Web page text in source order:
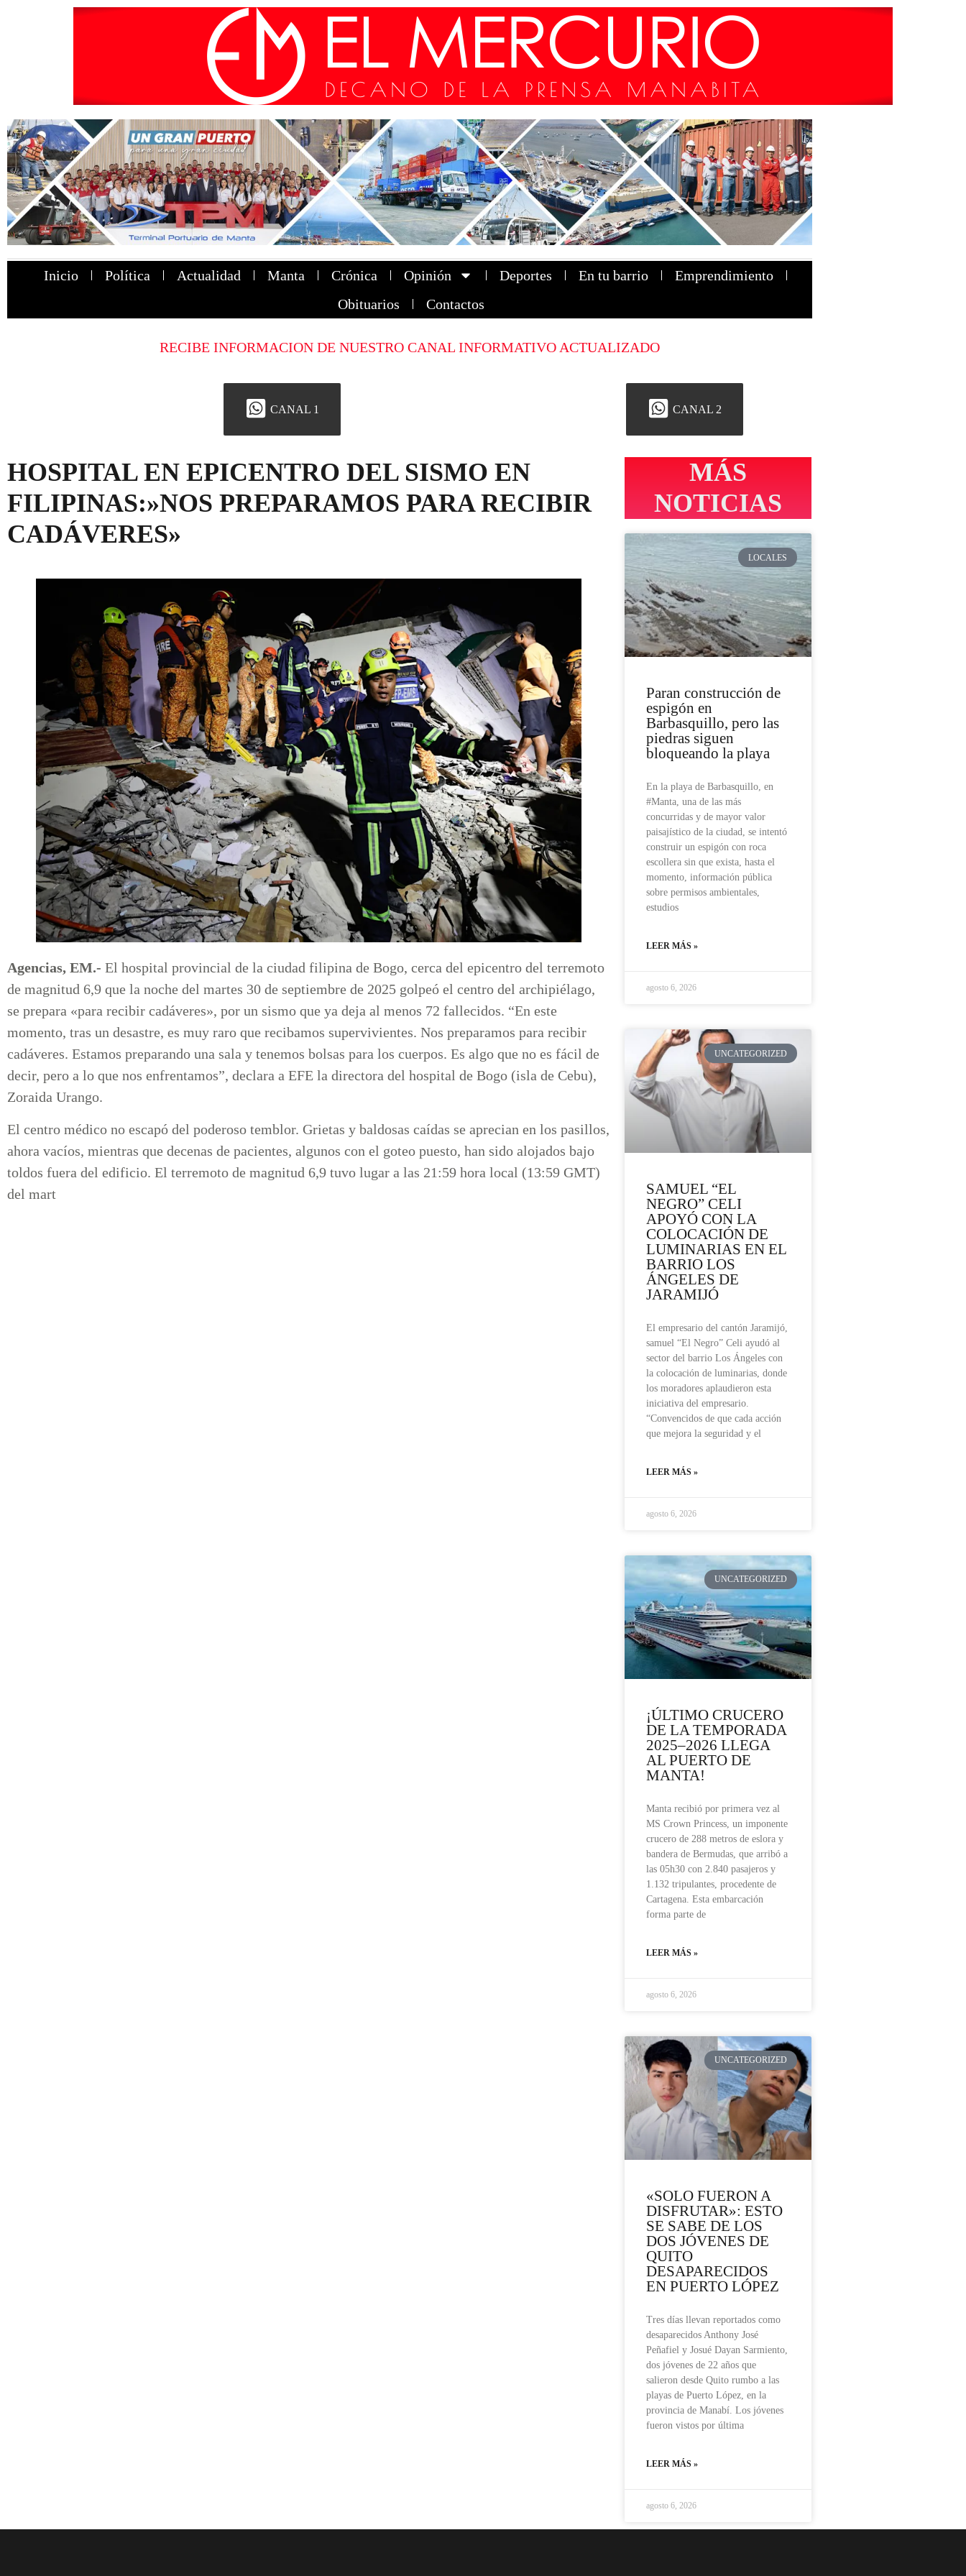
Inicio Política Actualidad Manta Crónica Opinión Deportes En tu barrio
Emprendimiento
Obituarios
Contactos
RECIBE INFORMACION DE NUESTRO CANAL INFORMATIVO ACTUALIZADO
CANAL 1 CANAL 2
HOSPITAL EN EPICENTRO DEL SISMO EN
FILIPINAS:»NOS PREPARAMOS PARA RECIBIR
CADÁVERES»
Agencias, EM.- El hospital provincial de la ciudad filipina de Bogo, cerca del epicentro del terremoto
de magnitud 6,9 que la noche del martes 30 de septiembre de 2025 golpeó el centro del archipiélago,
se prepara «para recibir cadáveres», por un sismo que ya deja al menos 72 fallecidos. “En este
momento, tras un desastre, es muy raro que recibamos supervivientes. Nos preparamos para recibir
cadáveres. Estamos preparando una sala y tenemos bolsas para los cuerpos. Es algo que no es fácil de
decir, pero a lo que nos enfrentamos”, declara a EFE la directora del hospital de Bogo (isla de Cebu),
Zoraida Urango.
El centro médico no escapó del poderoso temblor. Grietas y baldosas caídas se aprecian en los pasillos,
ahora vacíos, mientras que decenas de pacientes, algunos con el goteo puesto, han sido alojados bajo
toldos fuera del edificio. El terremoto de magnitud 6,9 tuvo lugar a las 21:59 hora local (13:59 GMT)
del mart
MÁS
NOTICIAS
LOCALES
Paran construcción de
espigón en
Barbasquillo, pero las
piedras siguen
bloqueando la playa
En la playa de Barbasquillo, en
#Manta, una de las más
concurridas y de mayor valor
paisajístico de la ciudad, se intentó
construir un espigón con roca
escollera sin que exista, hasta el
momento, información pública
sobre permisos ambientales,
estudios
LEER MÁS »
agosto 6, 2026
UNCATEGORIZED
SAMUEL “EL
NEGRO” CELI
APOYÓ CON LA
COLOCACIÓN DE
LUMINARIAS EN EL
BARRIO LOS
ÁNGELES DE
JARAMIJÓ
El empresario del cantón Jaramijó,
samuel “El Negro” Celi ayudó al
sector del barrio Los Ángeles con
la colocación de luminarias, donde
los moradores aplaudieron esta
iniciativa del empresario.
“Convencidos de que cada acción
que mejora la seguridad y el
LEER MÁS »
agosto 6, 2026
UNCATEGORIZED
¡ÚLTIMO CRUCERO
DE LA TEMPORADA
2025–2026 LLEGA
AL PUERTO DE
MANTA!
Manta recibió por primera vez al
MS Crown Princess, un imponente
crucero de 288 metros de eslora y
bandera de Bermudas, que arribó a
las 05h30 con 2.840 pasajeros y
1.132 tripulantes, procedente de
Cartagena. Esta embarcación
forma parte de
LEER MÁS »
agosto 6, 2026
UNCATEGORIZED
«SOLO FUERON A
DISFRUTAR»: ESTO
SE SABE DE LOS
DOS JÓVENES DE
QUITO
DESAPARECIDOS
EN PUERTO LÓPEZ
Tres días llevan reportados como
desaparecidos Anthony José
Peñafiel y Josué Dayan Sarmiento,
dos jóvenes de 22 años que
salieron desde Quito rumbo a las
playas de Puerto López, en la
provincia de Manabí. Los jóvenes
fueron vistos por última
LEER MÁS »
agosto 6, 2026